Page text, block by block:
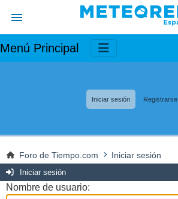
Menú Principal
Iniciar sesión Registrarse
Foro de Tiempo.com Iniciar sesión
Iniciar sesión
Nombre de usuario: